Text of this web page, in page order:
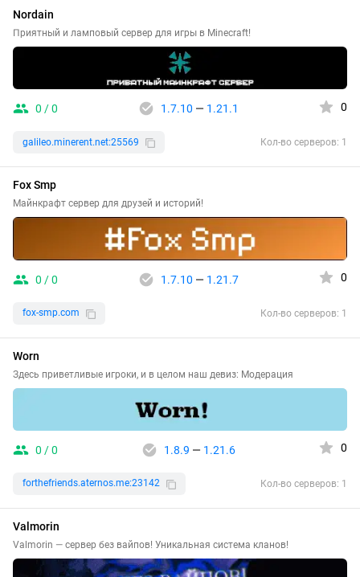
Nordain
Приятный и ламповый сервер для игры в Minecraft!
0 / 0 1.7.10 — 1.21.1 0
galileo.minerent.net:25569 Кол-во серверов: 1
Fox Smp
Майнкрафт сервер для друзей и историй!
0 / 0 1.7.10 — 1.21.7 0
fox-smp.com Кол-во серверов: 1
Worn
Здесь приветливые игроки, и в целом наш девиз: Модерация
0 / 0 1.8.9 — 1.21.6 0
forthefriends.aternos.me:23142 Кол-во серверов: 1
Valmorin
Valmorin — сервер без вайпов! Уникальная система кланов!